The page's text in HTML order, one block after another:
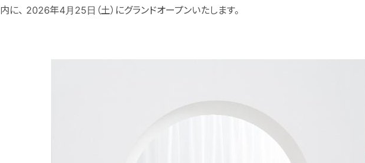
内に、 2026年4月25日（土）にグランドオープンいたします。